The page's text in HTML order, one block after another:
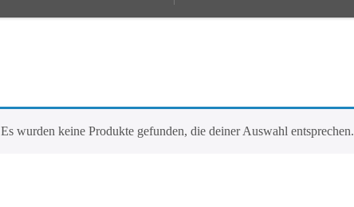
Es wurden keine Produkte gefunden, die deiner Auswahl entsprechen.